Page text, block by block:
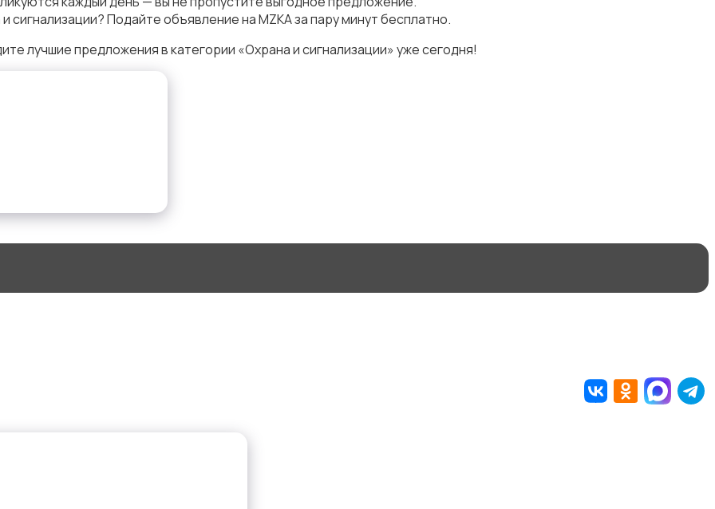
сигнализации? Подайте объявление на MZKA за пару минут бесплатно.
лучшие предложения в категории «Охрана и сигнализации» уже сегодня!